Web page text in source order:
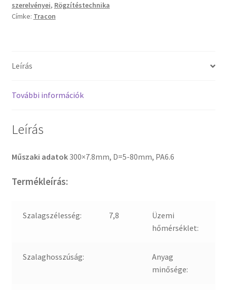
szerelvényei, Rögzítéstechnika
Címke: Tracon
Leírás
További információk
Leírás
Műszaki adatok300×7.8mm, D=5-80mm, PA6.6
Termékleírás:
Szalagszélesség: 7,8
Üzemi
hőmérséklet:
Szalaghosszúság:
Anyag
minősége: